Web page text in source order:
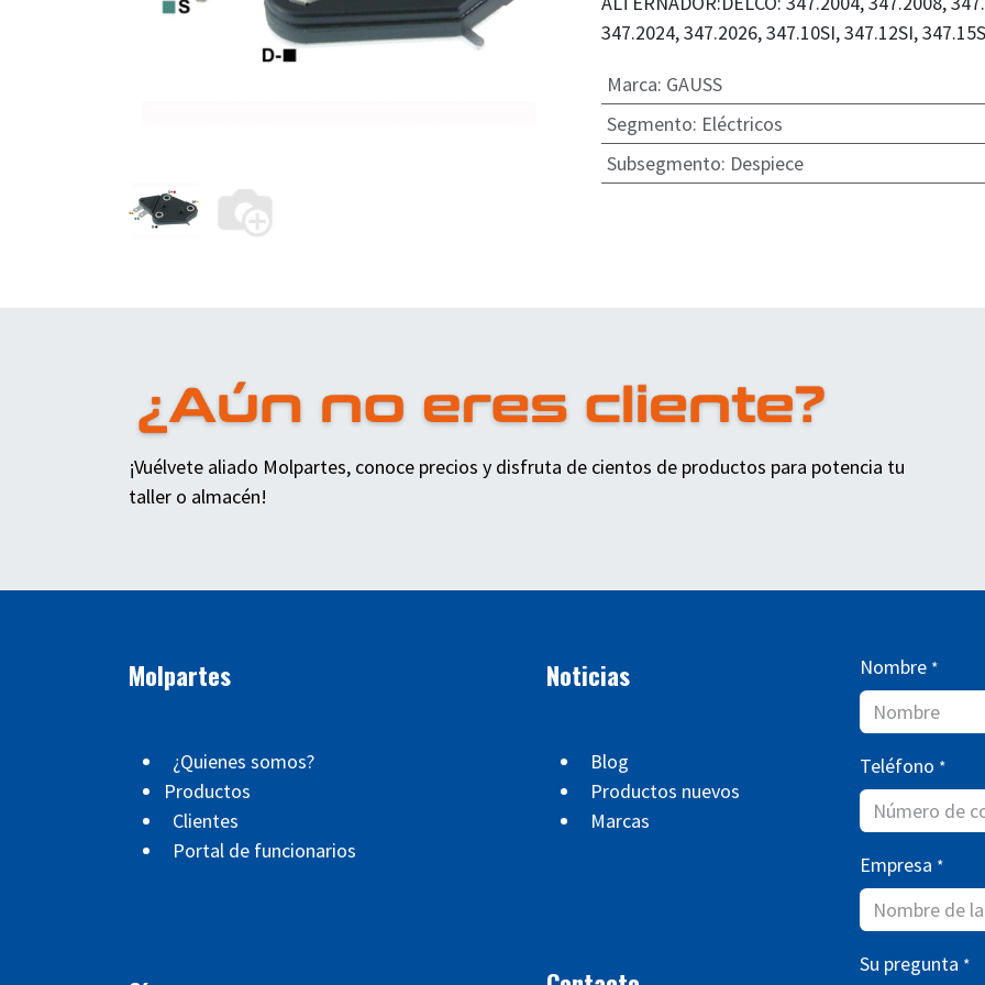
347.2024, 347.2026, 347.10SI, 347.12SI,
Marca: GAUSS
Segmento: Eléctricos
Subsegmento: Despiece
¡Vuélvete aliado Molpartes, conoce precios y disfruta de cientos de productos para potencia tu
taller o almacén!
Molpartes
¿Quienes somos?
Productos
Clientes
Portal de funcionarios
Noticias
Blog
Productos nuevos
Marcas
Nombre *
Teléfono *
Empresa *
Su pregunta *